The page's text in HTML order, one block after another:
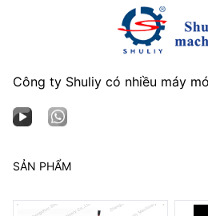
Công ty Shuliy có nhiều máy
SẢN PHẨM